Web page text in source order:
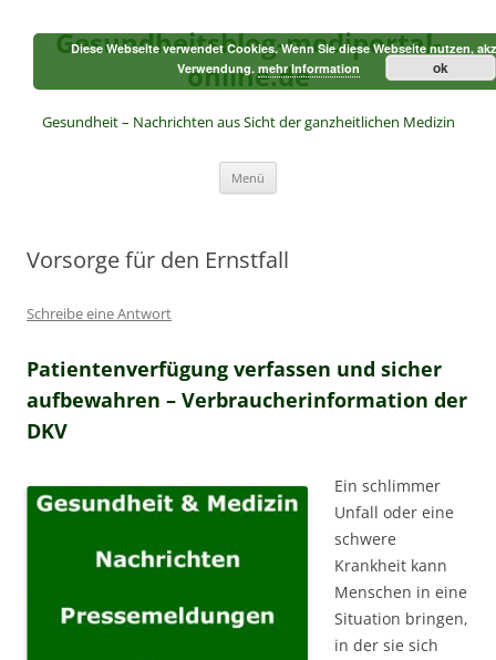
springen
Gesundheitsblog-mediportal-
online.de
Gesundheit – Nachrichten aus Sicht der ganzheitlichen Medizin
Menü
Vorsorge für den Ernstfall
Schreibe eine Antwort
Patientenverfügung verfassen und sicher
aufbewahren – Verbraucherinformation der
DKV
Ein schlimmer
Unfall oder eine
schwere
Krankheit kann
Menschen in eine
Situation bringen,
in der sie sich
Diese Webseite verwendet Cookies. Wenn Sie diese Webseite nutzen,
Verwendung. mehr Information ok